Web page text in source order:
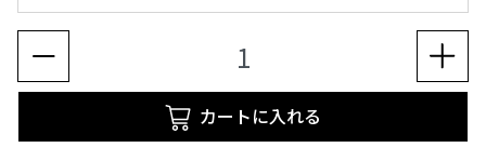
カートに入れる